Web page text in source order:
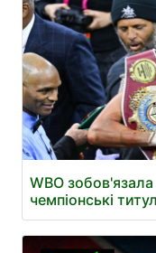
WBO
чемпіонські